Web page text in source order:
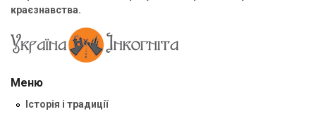
краєзнавства.
Меню
Історія і традиції